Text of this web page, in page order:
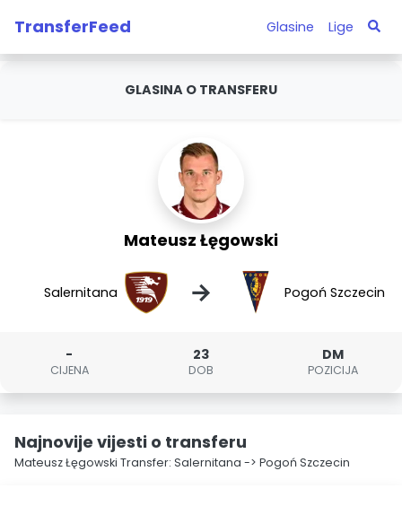
TransferFeed Glasine Lige
GLASINA O TRANSFERU
Mateusz Łęgowski
Salernitana → Pogoń Szczecin
-
CIJENA
23
DOB
DM
POZICIJA
Najnovije vijesti o transferu
Mateusz Łęgowski Transfer: Salernitana -> Pogoń Szczecin